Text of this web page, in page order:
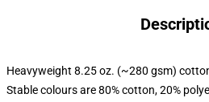
Heavyweight 8.25 oz. (~280 gsm)
Stable colours are 80% cotton, 20%